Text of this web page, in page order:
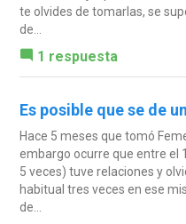
te olvides de tomarlas, se
de...
1 respuesta
Es posible que se de
Hace 5 meses que tomó
embargo ocurre que entre el
5 veces) tuve relaciones y
habitual tres veces en ese
de...